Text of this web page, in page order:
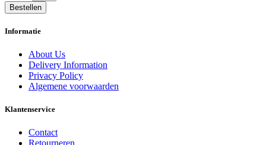
Bestellen
Informatie
About Us
Delivery Information
Privacy Policy
Algemene voorwaarden
Klantenservice
Contact